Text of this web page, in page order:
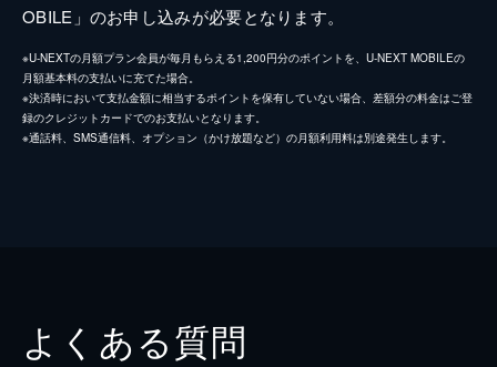
OBILE」のお申し込みが必要となります。
※U-NEXTの月額プラン会員が毎月もらえる1,200円分のポイントを、U-NEXT MOBILEの
月額基本料の支払いに充てた場合。
※決済時において支払金額に相当するポイントを保有していない場合、差額分の料金はご登
録のクレジットカードでのお支払いとなります。
※通話料、SMS通信料、オプション（かけ放題など）の月額利用料は別途発生します。
よくある質問